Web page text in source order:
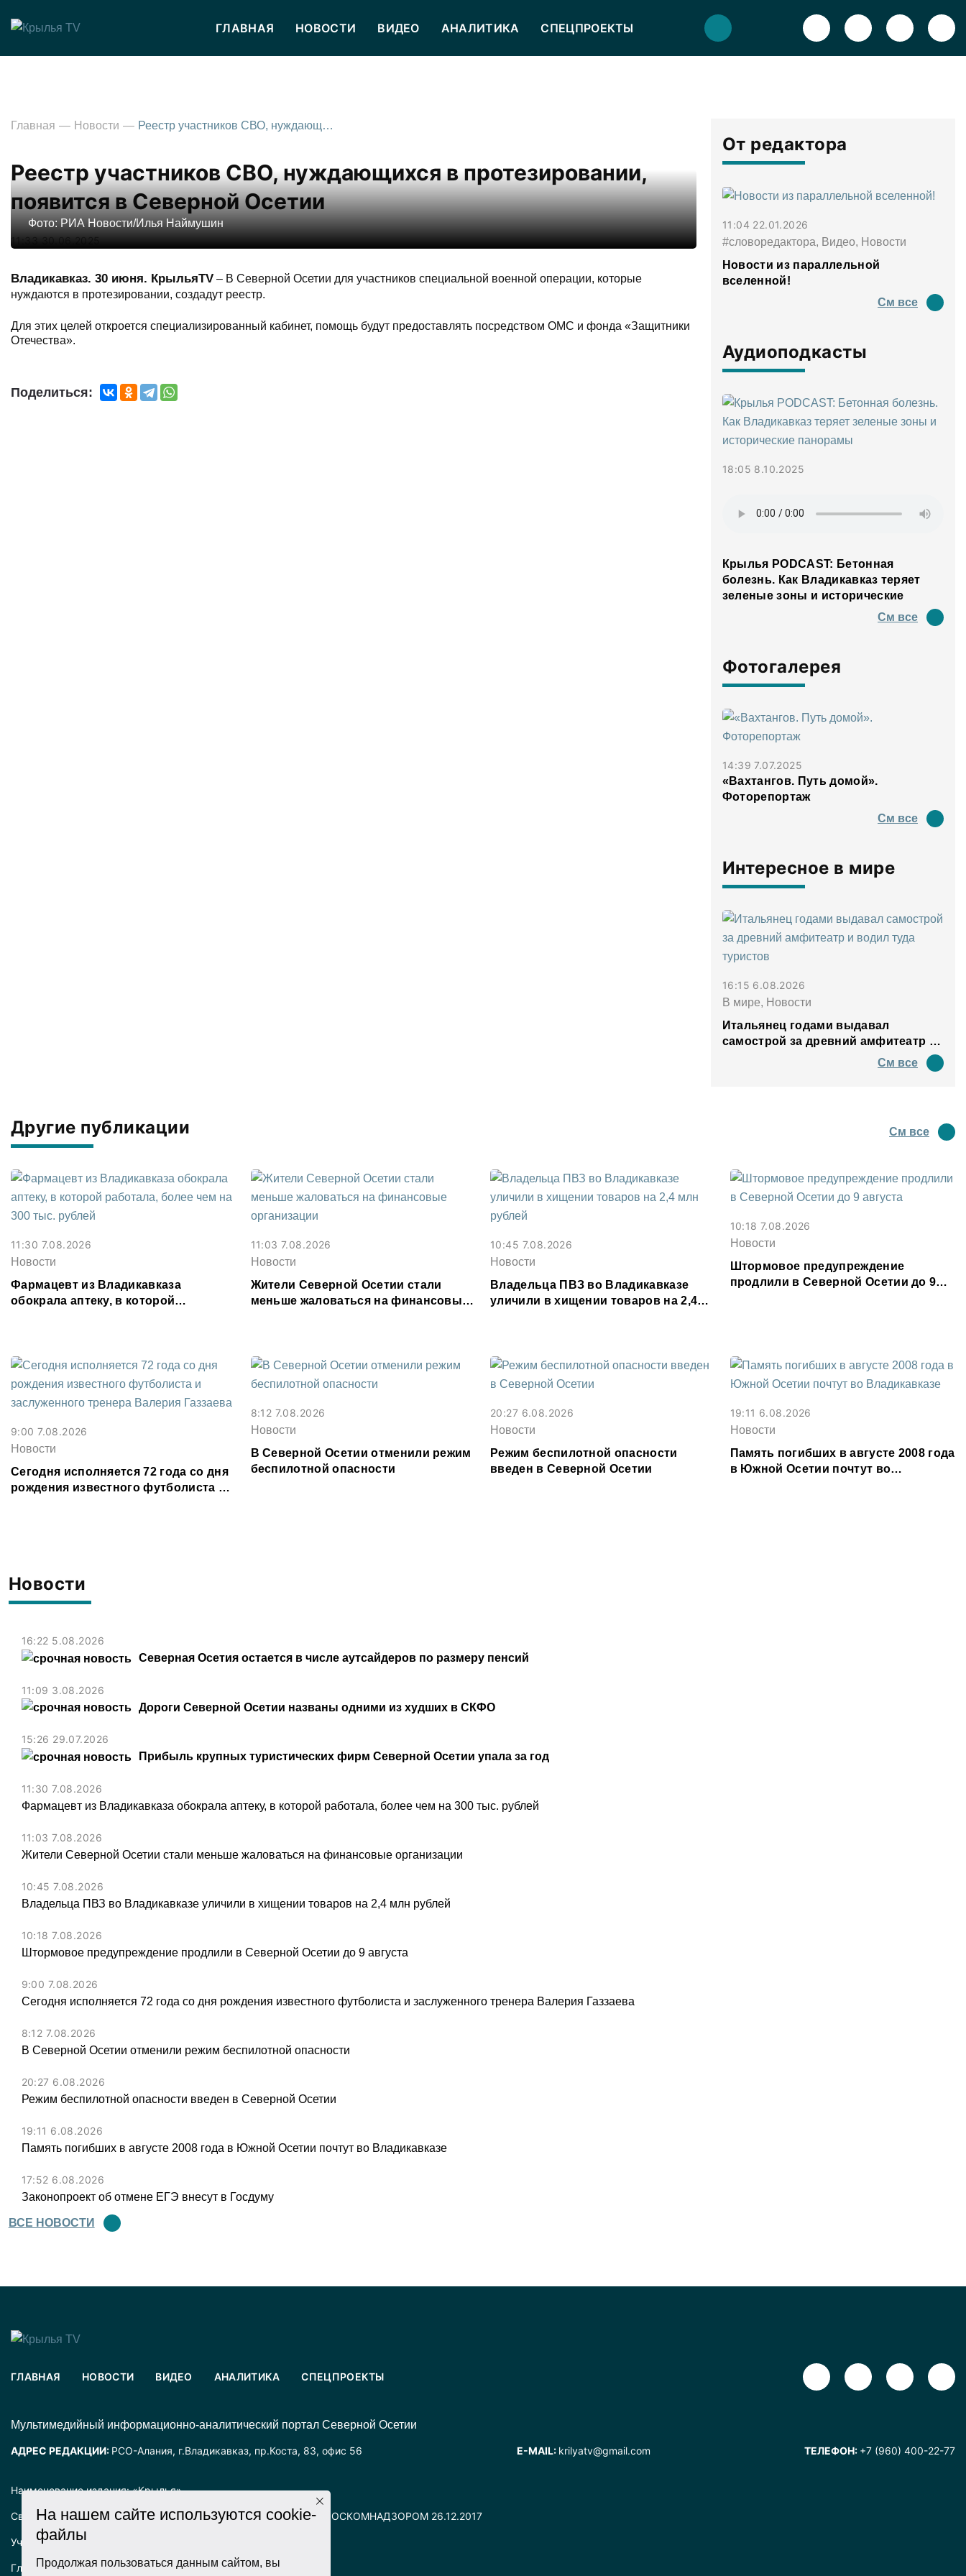
ГЛАВНАЯ НОВОСТИ ВИДЕО АНАЛИТИКА СПЕЦПРОЕКТЫ
Новости
16:22 5.08.2026
Северная Осетия остается в числе аутсайдеров по размеру пенсий
11:09 3.08.2026
Дороги Северной Осетии названы одними из худших в СКФО
15:26 29.07.2026
Прибыль крупных туристических фирм Северной Осетии упала за год
11:30 7.08.2026
Фармацевт из Владикавказа обокрала аптеку, в которой работала, более чем на 300 тыс. рублей
11:03 7.08.2026
Жители Северной Осетии стали меньше жаловаться на финансовые организации
10:45 7.08.2026
Владельца ПВЗ во Владикавказе уличили в хищении товаров на 2,4 млн рублей
10:18 7.08.2026
Штормовое предупреждение продлили в Северной Осетии до 9 августа
9:00 7.08.2026
Сегодня исполняется 72 года со дня рождения известного футболиста и заслуженного тренера Валерия Газзаева
8:12 7.08.2026
В Северной Осетии отменили режим беспилотной опасности
20:27 6.08.2026
Режим беспилотной опасности введен в Северной Осетии
19:11 6.08.2026
Память погибших в августе 2008 года в Южной Осетии почтут во Владикавказе
17:52 6.08.2026
Законопроект об отмене ЕГЭ внесут в Госдуму
ВСЕ НОВОСТИ
Главная Новости Реестр участников СВО, нуждающихся в протезировании, появится в Северной Осетии
Реестр участников СВО, нуждающихся в протезировании,
появится в Северной Осетии
11:33 30.06.2025
Фото: РИА Новости/Илья Наймушин
Владикавказ. 30 июня. КрыльяTV – В Северной Осетии для участников специальной военной операции, которые
нуждаются в протезировании, создадут реестр.
Для этих целей откроется специализированный кабинет, помощь будут предоставлять посредством ОМС и фонда «Защитники
Отечества».
Поделиться:
От редактора
11:04 22.01.2026
#словоредактора, Видео, Новости
Новости из параллельной
вселенной!
См все
Аудиоподкасты
18:05 8.10.2025
Крылья PODCAST: Бетонная
болезнь. Как Владикавказ теряет
зеленые зоны и исторические
См все
Фотогалерея
14:39 7.07.2025
«Вахтангов. Путь домой».
Фоторепортаж
См все
Интересное в мире
16:15 6.08.2026
В мире, Новости
Итальянец годами выдавал
самострой за древний амфитеатр и
См все
Другие публикации См все
11:30 7.08.2026
Новости
Фармацевт из Владикавказа
обокрала аптеку, в которой
11:03 7.08.2026
Новости
Жители Северной Осетии стали
меньше жаловаться на финансовые
10:45 7.08.2026
Новости
Владельца ПВЗ во Владикавказе
уличили в хищении товаров на 2,4
10:18 7.08.2026
Новости
Штормовое предупреждение
продлили в Северной Осетии до 9
9:00 7.08.2026
Новости
Сегодня исполняется 72 года со дня
рождения известного футболиста и
8:12 7.08.2026
Новости
В Северной Осетии отменили режим
беспилотной опасности
20:27 6.08.2026
Новости
Режим беспилотной опасности
введен в Северной Осетии
19:11 6.08.2026
Новости
Память погибших в августе 2008 года
в Южной Осетии почтут во
Наименование издания: «Крылья».
Свидетельство о регистрации СМИ ЭЛ № ФС77-72025 выдано РОСКОМНАДЗОРОМ 26.12.2017
Учредитель: ООО «Крылья».
Главный редактор: Хадарцева Л.Ч.
ГЛАВНАЯ НОВОСТИ ВИДЕО АНАЛИТИКА СПЕЦПРОЕКТЫ
Mультимедийный информационно-аналитический портал Северной Осетии
АДРЕС РЕДАКЦИИ: РСО-Алания, г.Владикавказ, пр.Коста, 83, офис 56 E-MAIL: krilyatv@gmail.com ТЕЛЕФОН: +7 (960) 400-22-77
На нашем сайте используются cookie-
файлы
Продолжая пользоваться данным сайтом, вы